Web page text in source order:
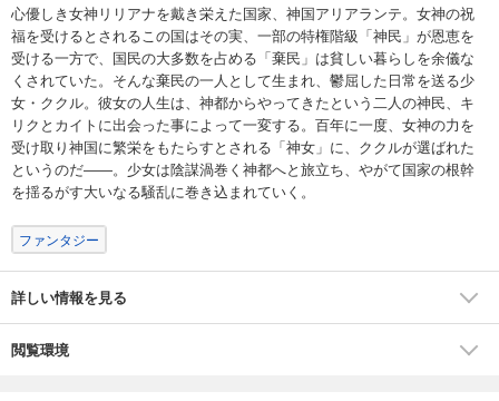
心優しき女神リリアナを戴き栄えた国家、神国アリアランテ。女神の祝
福を受けるとされるこの国はその実、一部の特権階級「神民」が恩恵を
受ける一方で、国民の大多数を占める「棄民」は貧しい暮らしを余儀な
くされていた。そんな棄民の一人として生まれ、鬱屈した日常を送る少
女・ククル。彼女の人生は、神都からやってきたという二人の神民、キ
リクとカイトに出会った事によって一変する。百年に一度、女神の力を
受け取り神国に繁栄をもたらすとされる「神女」に、ククルが選ばれた
というのだ――。少女は陰謀渦巻く神都へと旅立ち、やがて国家の根幹
を揺るがす大いなる騒乱に巻き込まれていく。
ファンタジー
詳しい情報を見る
閲覧環境